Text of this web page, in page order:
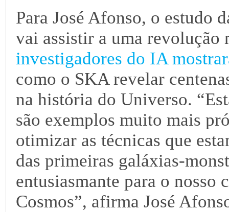
Para José Afonso, o estudo
vai assistir a uma revolução
investigadores do IA
como o SKA revelar
na história do Universo.
são exemplos muito mais
otimizar as técnicas que
das primeiras galáxias-
entusiasmante para o nosso
Cosmos”, afirma José